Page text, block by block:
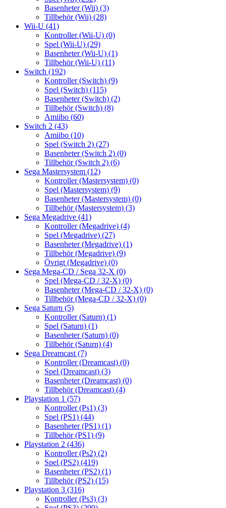
Basenheter (Wii) (3)
Tillbehör (Wii) (28)
Wii-U (41)
Kontroller (Wii-U) (0)
Spel (Wii-U) (29)
Basenheter (Wii-U) (1)
Tillbehör (Wii-U) (11)
Switch (192)
Kontroller (Switch) (9)
Spel (Switch) (115)
Basenheter (Switch) (2)
Tillbehör (Switch) (8)
Amiibo (60)
Switch 2 (43)
Amiibo (10)
Spel (Switch 2) (27)
Basenheter (Switch 2) (0)
Tillbehör (Switch 2) (6)
Sega Mastersystem (12)
Kontroller (Mastersystem) (0)
Spel (Mastersystem) (9)
Basenheter (Mastersystem) (0)
Tillbehör (Mastersystem) (3)
Sega Megadrive (41)
Kontroller (Megadrive) (4)
Spel (Megadrive) (27)
Basenheter (Megadrive) (1)
Tillbehör (Megadrive) (9)
Övrigt (Megadrive) (0)
Sega Mega-CD / Sega 32-X (0)
Spel (Mega-CD / 32-X) (0)
Basenheter (Mega-CD / 32-X) (0)
Tillbehör (Mega-CD / 32-X) (0)
Sega Saturn (5)
Kontroller (Saturn) (1)
Spel (Saturn) (1)
Basenheter (Saturn) (0)
Tillbehör (Saturn) (4)
Sega Dreamcast (7)
Kontroller (Dreamcast) (0)
Spel (Dreamcast) (3)
Basenheter (Dreamcast) (0)
Tillbehör (Dreamcast) (4)
Playstation 1 (57)
Kontroller (Ps1) (3)
Spel (PS1) (44)
Basenheter (PS1) (1)
Tillbehör (PS1) (9)
Playstation 2 (436)
Kontroller (Ps2) (2)
Spel (PS2) (419)
Basenheter (PS2) (1)
Tillbehör (PS2) (15)
Playstation 3 (316)
Kontroller (Ps3) (3)